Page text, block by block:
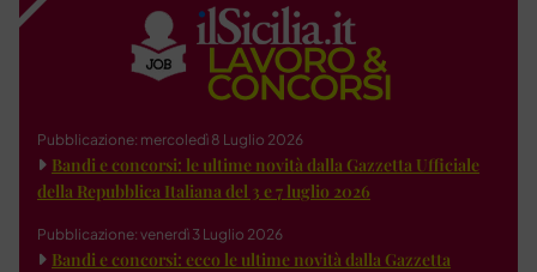
Pubblicazione: mercoledì 8 Luglio 2026
Bandi e concorsi: le ultime novità dalla Gazzetta Ufficiale
della Repubblica Italiana del 3 e 7 luglio 2026
Pubblicazione: venerdì 3 Luglio 2026
Bandi e concorsi: ecco le ultime novità dalla Gazzetta